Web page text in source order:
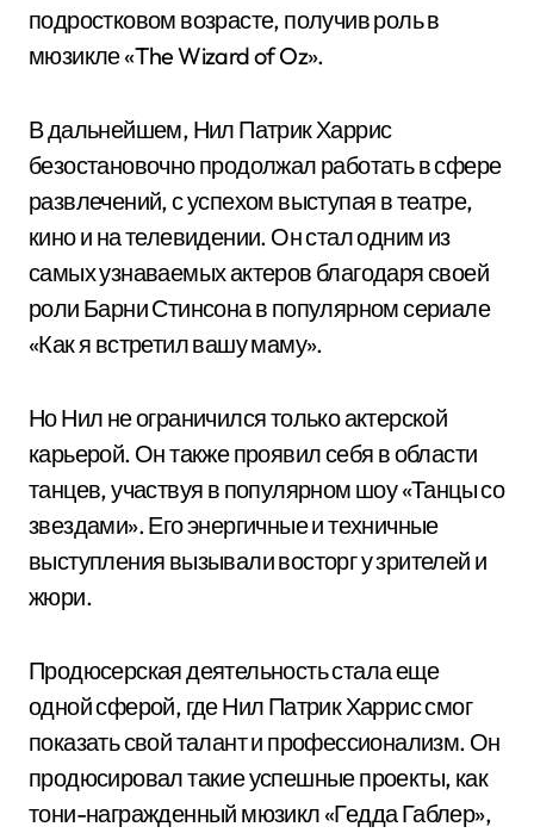
подростковом возрасте, получив роль в
мюзикле «The Wizard of Oz».
В дальнейшем, Нил Патрик Харрис
безостановочно продолжал работать в сфере
развлечений, с успехом выступая в театре,
кино и на телевидении. Он стал одним из
самых узнаваемых актеров благодаря своей
роли Барни Стинсона в популярном сериале
«Как я встретил вашу маму».
Но Нил не ограничился только актерской
карьерой. Он также проявил себя в области
танцев, участвуя в популярном шоу «Танцы со
звездами». Его энергичные и техничные
выступления вызывали восторг у зрителей и
жюри.
Продюсерская деятельность стала еще
одной сферой, где Нил Патрик Харрис смог
показать свой талант и профессионализм. Он
продюсировал такие успешные проекты, как
тони-награжденный мюзикл «Гедда Габлер»,